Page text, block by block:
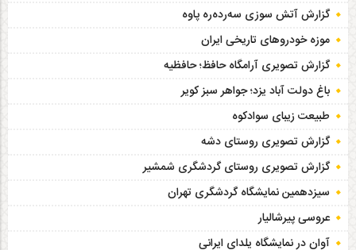
گزارش آتش سوزی سەردەرە پاوه
موزه خودروهای تاریخی ایران
گزارش تصویری آرامگاه حافظ؛ حافظیه‎
باغ دولت آباد یزد؛ جواهر سبز کویر
طبیعت زیبای سوادکوه
گزارش تصویری روستای دشه
گزارش تصویری روستای گردشگری شمشیر
سیزدهمین نمایشگاه گردشگری تهران
عروسی پیرشالیار
آوان در نمایشگاه یلدای ایرانی